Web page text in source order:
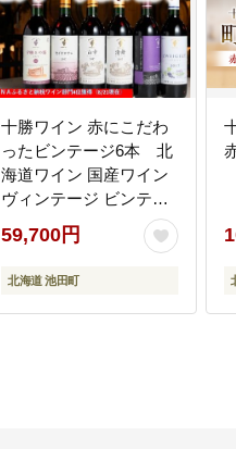
十勝ワイン 赤にこだわ
ったビンテージ6本 北
海道ワイン 国産ワイン
ヴィンテージ ビンテー
ジ 厳選 人気 受賞
59,700円
北海道 池田町